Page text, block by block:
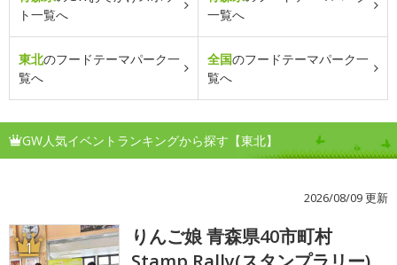
ト一覧へ
一覧へ
東北のフードテーマパーク一
覧へ
全国のフードテーマパーク一
覧へ
GW人気イベントランキングから探す【東北】
2026/08/09 更新
1
りんご娘 青森県40市町村